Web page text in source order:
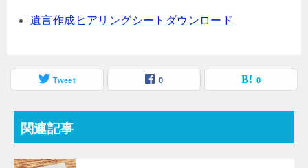
遺言作成ヒアリングシートダウンロード
Tweet 0 0
関連記事